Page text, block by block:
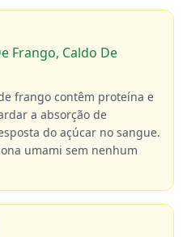
Frango, Caldo De
frango contêm proteína e
a absorção de
do açúcar no sangue.
umami sem nenhum